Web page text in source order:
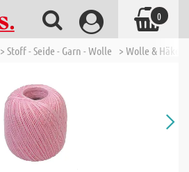
> Stoff - Seide - Garn - Wolle > Wolle &
0